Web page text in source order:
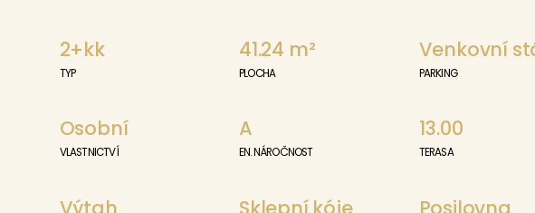
2+kk
TYP
41.24 m²
PLOCHA
Venkovní
PARKING
Osobní
VLASTNICTVÍ
A
EN. NÁROČNOST
13.00
TERASA